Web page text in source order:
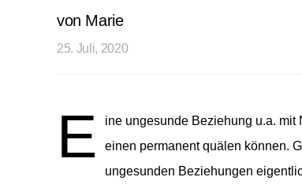
von Marie
25. Juli, 2020
E
ine ungesunde Beziehung u.a.
einen permanent quälen können.
ungesunden Beziehungen